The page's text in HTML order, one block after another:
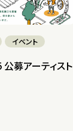
イベント
募アーティスト